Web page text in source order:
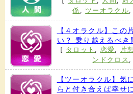
係 , ツーオラクル,
【４オラクル】この
い？ 乗り越えるべき
[ タロット , 恋愛, 片
ンドクロス ,
【ツーオラクル】気
らと付き合えば幸せ